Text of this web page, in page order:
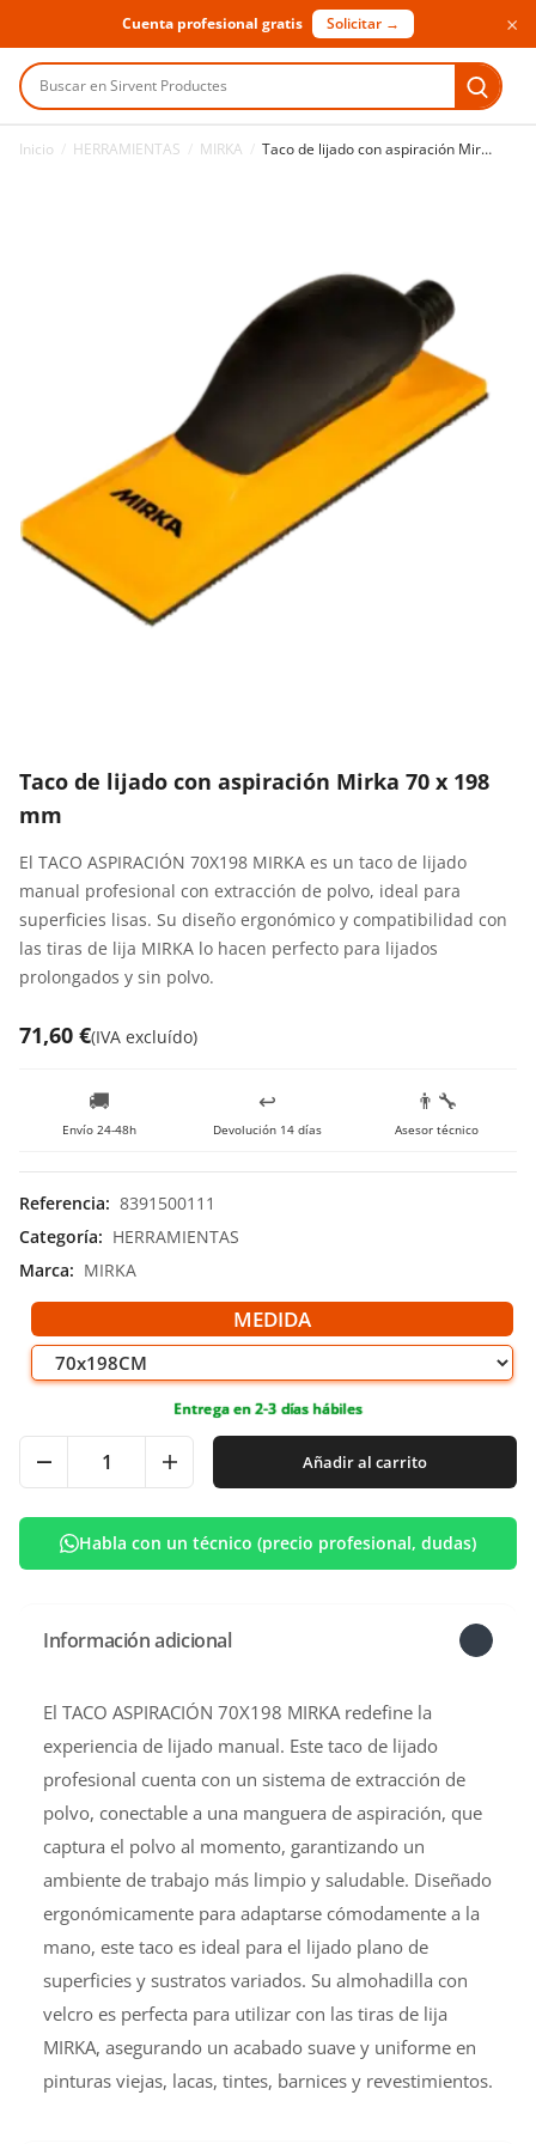
Cuenta profesional gratis Solicitar → ×
Buscar en Sirvent Productes
Inicio HERRAMIENTAS MIRKA Taco de lijado con aspiración Mirka 70 x 198 mm
Taco de lijado con aspiración Mirka 70 x 198
mm
El TACO ASPIRACIÓN 70X198 MIRKA es un taco de lijado
manual profesional con extracción de polvo, ideal para
superficies lisas. Su diseño ergonómico y compatibilidad con
las tiras de lija MIRKA lo hacen perfecto para lijados
prolongados y sin polvo.
71,60 €(IVA excluído)
🚚
Envío 24-48h
↩️
Devolución 14 días
👨‍🔧
Asesor técnico
Referencia: 8391500111
Categoría: HERRAMIENTAS
Marca: MIRKA
MEDIDA
Entrega en 2-3 días hábiles
Añadir al carrito
Habla con un técnico (precio profesional, dudas)
Información adicional
El TACO ASPIRACIÓN 70X198 MIRKA redefine la
experiencia de lijado manual. Este taco de lijado
profesional cuenta con un sistema de extracción de
polvo, conectable a una manguera de aspiración, que
captura el polvo al momento, garantizando un
ambiente de trabajo más limpio y saludable. Diseñado
ergonómicamente para adaptarse cómodamente a la
mano, este taco es ideal para el lijado plano de
superficies y sustratos variados. Su almohadilla con
velcro es perfecta para utilizar con las tiras de lija
MIRKA, asegurando un acabado suave y uniforme en
pinturas viejas, lacas, tintes, barnices y revestimientos.